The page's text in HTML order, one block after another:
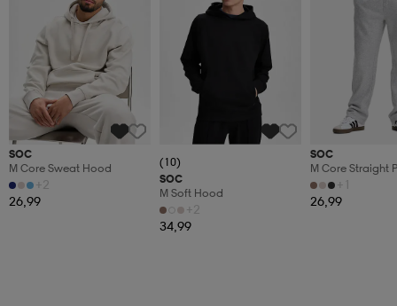
SOC
M Core Sweat Hood
+2
26,99
(10)
SOC
M Soft Hood
+2
34,99
SOC
M Core Straight
+1
26,99